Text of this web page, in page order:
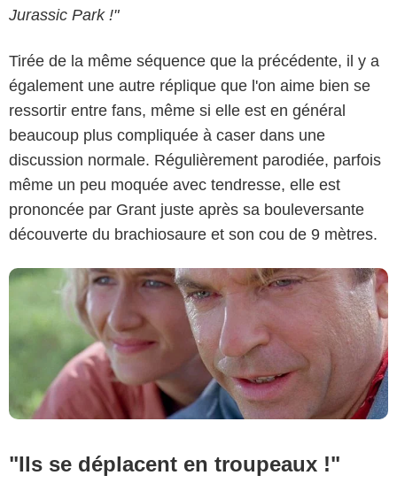
Jurassic Park !"
Tirée de la même séquence que la précédente, il y a
également une autre réplique que l'on aime bien se
ressortir entre fans, même si elle est en général
beaucoup plus compliquée à caser dans une
discussion normale. Régulièrement parodiée, parfois
même un peu moquée avec tendresse, elle est
prononcée par Grant juste après sa bouleversante
découverte du brachiosaure et son cou de 9 mètres.
"Ils se déplacent en troupeaux !"